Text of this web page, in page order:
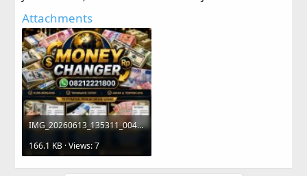
Attachments
IMG_20260613_135311_004.jpg
166.1 KB · Views: 7